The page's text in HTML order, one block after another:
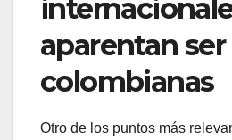
aparentan ser
colombianas
Otro de los puntos más